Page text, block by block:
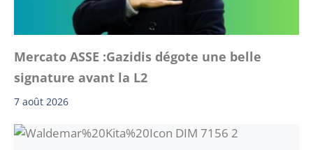
Mercato ASSE :Gazidis dégote une belle
signature avant la L2
7 août 2026